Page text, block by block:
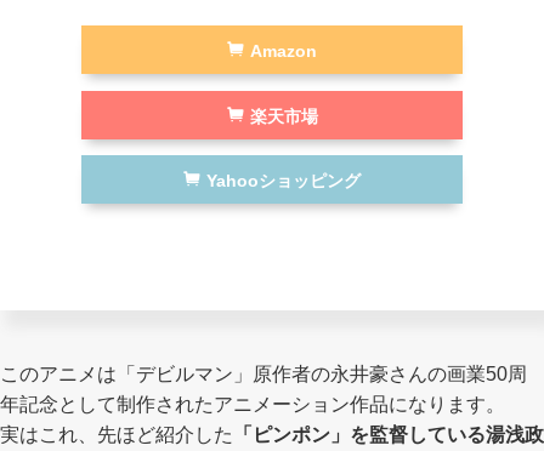
Amazon
楽天市場
Yahooショッピング
このアニメは「デビルマン」原作者の永井豪さんの画業50周
年記念として制作されたアニメーション作品になります。
実はこれ、先ほど紹介した
「ピンポン」を監督している湯浅政